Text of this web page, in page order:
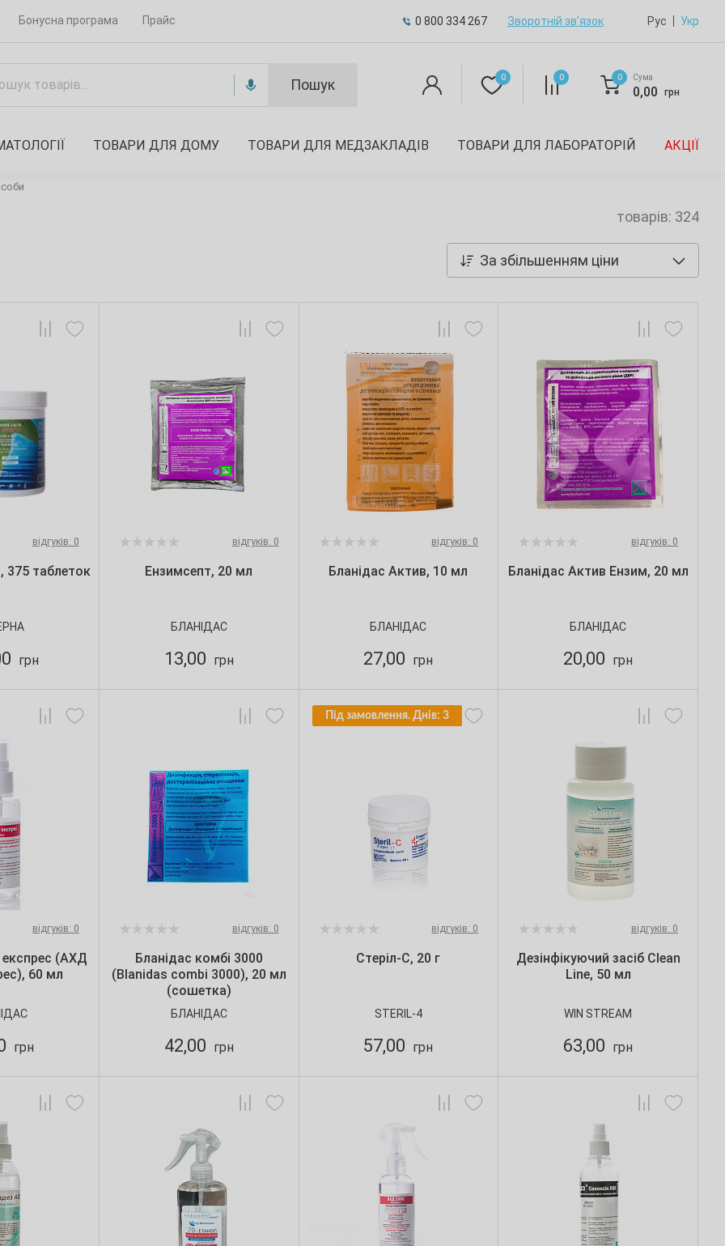
Бонусна програма Прайс 0 800 334 267 Зворотній зв’язок Рус Укр
Пошук 0 0 0 Сума
0,00 грн
ТОВАРИ ДЛЯ ДОМУ ТОВАРИ ДЛЯ МЕДЗАКЛАДІВ ТОВАРИ ДЛЯ ЛАБОРАТОРІЙ АКЦІЇ
товарів: 324
За збільшенням ціни
відгуків: 0
375 таблеток
грн
відгуків: 0
Ензимсепт, 20 мл
БЛАНІДАС
13,00 грн
відгуків: 0
Бланідас Актив, 10 мл
БЛАНІДАС
27,00 грн
відгуків: 0
Бланідас Актив Ензим, 20 мл
БЛАНІДАС
20,00 грн
відгуків: 0
експрес (АХД
60 мл
грн
відгуків: 0
Бланідас комбі 3000
(Blanidas combi 3000), 20 мл
(сошетка)
БЛАНІДАС
42,00 грн
Під замовлення. Днів: 3
відгуків: 0
Стеріл-С, 20 г
STERIL-4
57,00 грн
відгуків: 0
Дезінфікуючий засіб Clean
Line, 50 мл
WIN STREAM
63,00 грн